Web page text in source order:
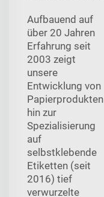
Aufbauend auf
über 20 Jahren
Erfahrung seit
2003 zeigt
unsere
Entwicklung von
Papierprodukten
hin zur
Spezialisierung
auf
selbstklebende
Etiketten (seit
2016) tief
verwurzelte